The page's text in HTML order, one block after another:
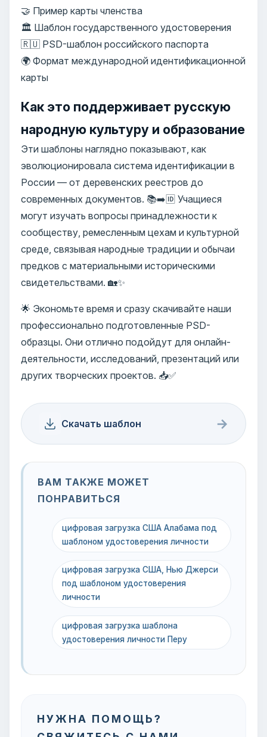
🤝 Пример карты членства
🏛️ Шаблон государственного удостоверения
🇷🇺 PSD-шаблон российского паспорта
🌍 Формат международной идентификационной
карты
Как это поддерживает русскую
народную культуру и образование
Эти шаблоны наглядно показывают, как
эволюционировала система идентификации в
России — от деревенских реестров до
современных документов. 📚➡️🆔 Учащиеся
могут изучать вопросы принадлежности к
сообществу, ремесленным цехам и культурной
среде, связывая народные традиции и обычаи
предков с материальными историческими
свидетельствами. 🏡✨
🌟 Экономьте время и сразу скачивайте наши
профессионально подготовленные PSD-
образцы. Они отлично подойдут для онлайн-
деятельности, исследований, презентаций или
других творческих проектов. 📥✅
Скачать шаблон →
ВАМ ТАКЖЕ МОЖЕТ
ПОНРАВИТЬСЯ
цифровая загрузка США Алабама под
шаблоном удостоверения личности
цифровая загрузка США, Нью Джерси
под шаблоном удостоверения
личности
цифровая загрузка шаблона
удостоверения личности Перу
НУЖНА ПОМОЩЬ?